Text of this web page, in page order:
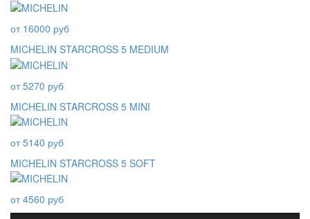
от 16000 руб
MICHELIN STARCROSS 5 MEDIUM
от 5270 руб
MICHELIN STARCROSS 5 MINI
от 5140 руб
MICHELIN STARCROSS 5 SOFT
от 4560 руб